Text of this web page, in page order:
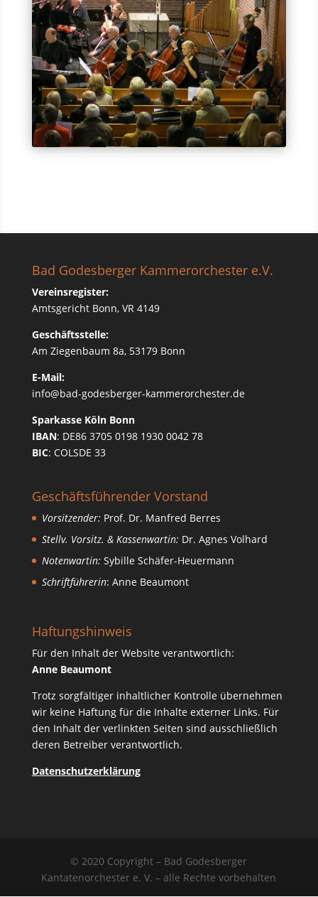
Bad Godesberger Kammerorchester e.V.
Vereinsregister:
Amtsgericht Bonn, VR 4149
Geschäftsstelle:
Am Ziegenbaum 8a, 53179 Bonn
E-Mail:
info@bad-godesberger-kammerorchester.de
Sparkasse Köln Bonn
IBAN: DE86 3705 0198 1930 0042 78
BIC: COLSDE 33
Geschäftsführender Vorstand
Vorsitzender: Prof. Dr. Manfred Berres
Stellv. Vorsitz. & Kassenwartin: Dr. Agnes Volhard
Notenwartin: Sybille Schäfer-Heuermann
Schriftführerin: Anne Beaumont
Haftungshinweis
Für den Inhalt der Website verantwortlich:
Anne Beaumont
Trotz sorgfältiger inhaltlicher Kontrolle übernehmen
wir keine Haftung für die Inhalte externer Links. Für
den Inhalt der verlinkten Seiten sind ausschließlich
deren Betreiber verantwortlich.
Datenschutzerklärung
© 2020 Copyright – Bad Godesberger
Kantatenorchester e. V. – alle Rechte vorbehalten